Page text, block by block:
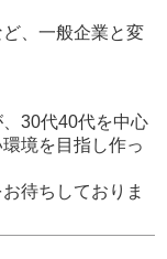
ません。給与か
安心ください。
ります。日払い
、一般企業と変
30代40代を中心
境を目指し作っ
待ちしておりま